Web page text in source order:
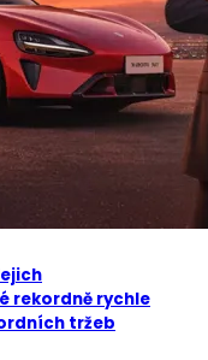
rekordně rychle
tržeb